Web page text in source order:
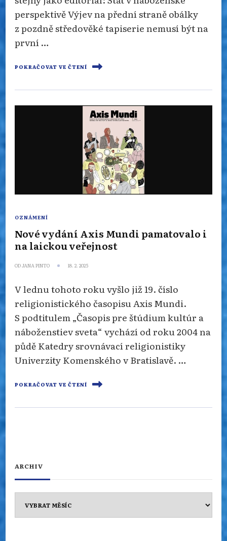
perspektivě Výjev na přední straně obálky
z pozdně středověké tapiserie nemusí být na
první …
POKRAČOVAT VE ČTENÍ
OZNÁMENÍ
Nové vydání Axis Mundi pamatovalo i
na laickou veřejnost
ODJANA PINTO 18. 2. 2025
V lednu tohoto roku vyšlo již 19. číslo
religionistického časopisu Axis Mundi.
S podtitulem „Časopis pre štúdium kultúr a
náboženstiev sveta“ vychází od roku 2004 na
půdě Katedry srovnávací religionistiky
Univerzity Komenského v Bratislavě. …
POKRAČOVAT VE ČTENÍ
ARCHIV